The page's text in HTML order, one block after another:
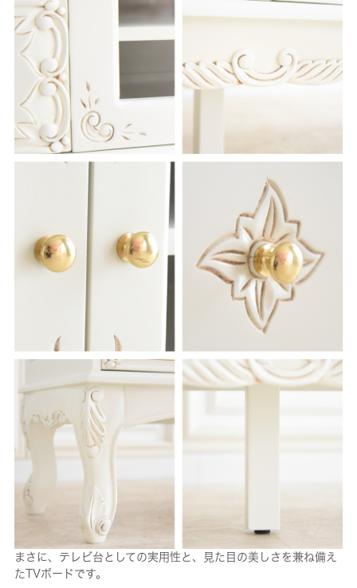
まさに、テレビ台としての実用性と、見た目の美しさを兼ね備え
たTVボードです。